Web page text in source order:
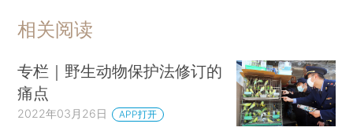
相关阅读
专栏｜野生动物保护法修订的
痛点
2022年03月26日 APP打开